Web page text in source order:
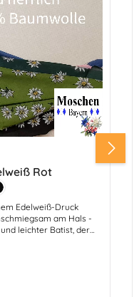
von 5 Sternen
Rot
Edelweiß-Druck
am Hals -
leichter Batist, der